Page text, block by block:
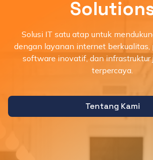
Solusi IT satu atap untuk
dengan layanan internet berkualitas,
software inovatif, dan infrastruktur
terpercaya.
Tentang Kami